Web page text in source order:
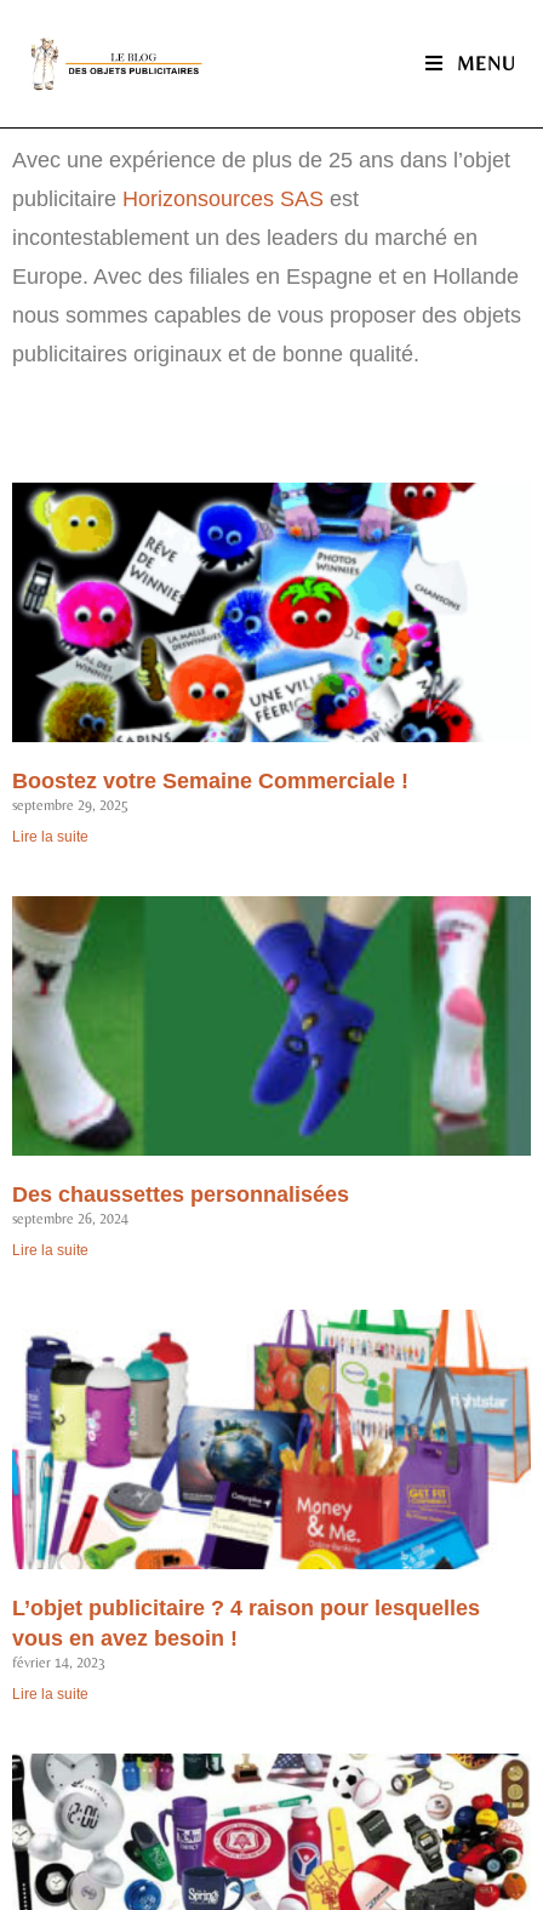
MENU
Avec une expérience de plus de 25 ans dans l’objet
publicitaire Horizonsources SAS est
incontestablement un des leaders du marché en
Europe. Avec des filiales en Espagne et en Hollande
nous sommes capables de vous proposer des objets
publicitaires originaux et de bonne qualité.
Boostez votre Semaine Commerciale !
septembre 29, 2025
Lire la suite
Des chaussettes personnalisées
septembre 26, 2024
Lire la suite
L’objet publicitaire ? 4 raison pour lesquelles
vous en avez besoin !
février 14, 2023
Lire la suite